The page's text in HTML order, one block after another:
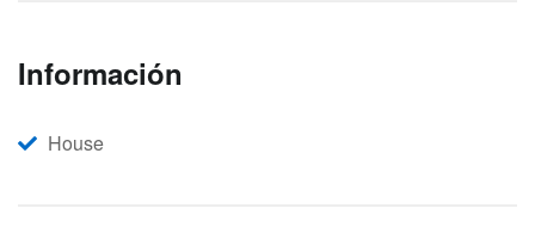
Información
House